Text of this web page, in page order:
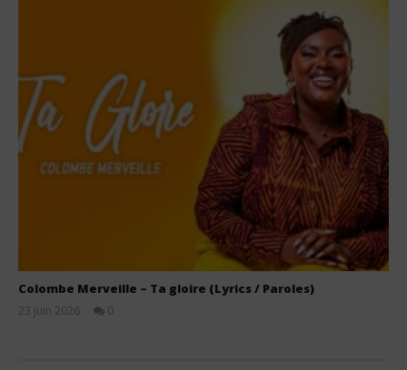
Colombe Merveille – Ta gloire (Lyrics / Paroles)
23 juin 2026
0